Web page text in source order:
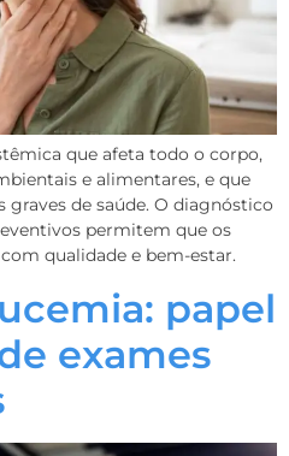
que afeta todo o corpo,
e alimentares, e que
de saúde. O diagnóstico
permitem que os
qualidade e bem-estar.
papel
exames